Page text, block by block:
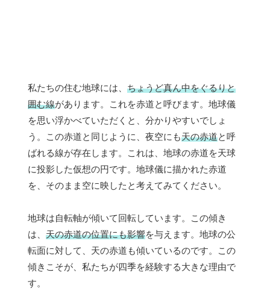
私たちの住む地球には、 ちょうど真ん中をぐるりと
囲む線があります。これを赤道と呼びます。地球儀
を思い浮かべていただくと、分かりやすいでしょ
う。この赤道と同じように、夜空にも天の赤道と呼
ばれる線が存在します。これは、地球の赤道を天球
に投影した仮想の円です。地球儀に描かれた赤道
を、そのまま空に映したと考えてみてください。
地球は自転軸が傾いて回転しています。この傾き
は、 天の赤道の位置にも影響を与えます。地球の公
転面に対して、天の赤道も傾いているのです。この
傾きこそが、私たちが四季を経験する大きな理由で
す。